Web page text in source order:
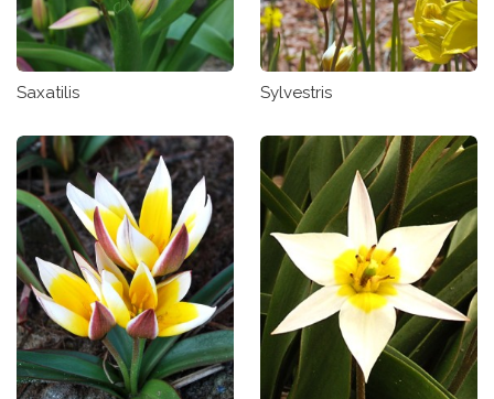
Saxatilis Sylvestris